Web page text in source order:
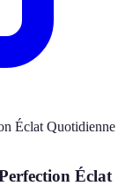
Éclat